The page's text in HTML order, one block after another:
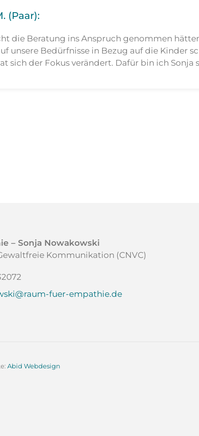
(Paar):
die Beratung ins Anspruch genommen
unsere Bedürfnisse in Bezug auf die Kinder
sich der Fokus verändert. Dafür bin ich Sonja
– Sonja Nowakowski
Kommunikation (CNVC)
fuer-empathie.de
Abid Webdesign